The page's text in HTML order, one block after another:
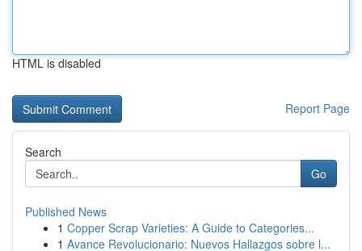
HTML is disabled
Report Page
Search
Go
Published News
1 Copper Scrap Varieties: A Guide to Categories...
1 Avance Revolucionario: Nuevos Hallazgos sobre l...